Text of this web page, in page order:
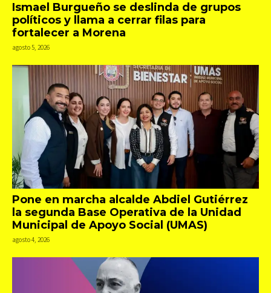
Ismael Burgueño se deslinda de grupos
políticos y llama a cerrar filas para
fortalecer a Morena
agosto 5, 2026
Pone en marcha alcalde Abdiel Gutiérrez
la segunda Base Operativa de la Unidad
Municipal de Apoyo Social (UMAS)
agosto 4, 2026